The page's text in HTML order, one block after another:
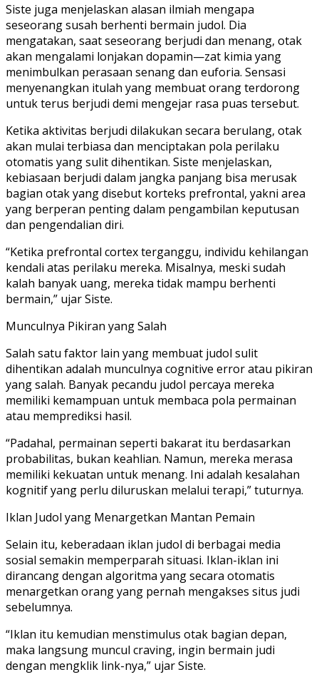
Siste juga menjelaskan alasan ilmiah mengapa
seseorang susah berhenti bermain judol. Dia
mengatakan, saat seseorang berjudi dan menang, otak
akan mengalami lonjakan dopamin—zat kimia yang
menimbulkan perasaan senang dan euforia. Sensasi
menyenangkan itulah yang membuat orang terdorong
untuk terus berjudi demi mengejar rasa puas tersebut.
Ketika aktivitas berjudi dilakukan secara berulang, otak
akan mulai terbiasa dan menciptakan pola perilaku
otomatis yang sulit dihentikan. Siste menjelaskan,
kebiasaan berjudi dalam jangka panjang bisa merusak
bagian otak yang disebut korteks prefrontal, yakni area
yang berperan penting dalam pengambilan keputusan
dan pengendalian diri.
“Ketika prefrontal cortex terganggu, individu kehilangan
kendali atas perilaku mereka. Misalnya, meski sudah
kalah banyak uang, mereka tidak mampu berhenti
bermain,” ujar Siste.
Munculnya Pikiran yang Salah
Salah satu faktor lain yang membuat judol sulit
dihentikan adalah munculnya cognitive error atau pikiran
yang salah. Banyak pecandu judol percaya mereka
memiliki kemampuan untuk membaca pola permainan
atau memprediksi hasil.
“Padahal, permainan seperti bakarat itu berdasarkan
probabilitas, bukan keahlian. Namun, mereka merasa
memiliki kekuatan untuk menang. Ini adalah kesalahan
kognitif yang perlu diluruskan melalui terapi,” tuturnya.
Iklan Judol yang Menargetkan Mantan Pemain
Selain itu, keberadaan iklan judol di berbagai media
sosial semakin memperparah situasi. Iklan-iklan ini
dirancang dengan algoritma yang secara otomatis
menargetkan orang yang pernah mengakses situs judi
sebelumnya.
“Iklan itu kemudian menstimulus otak bagian depan,
maka langsung muncul craving, ingin bermain judi
dengan mengklik link-nya,” ujar Siste.